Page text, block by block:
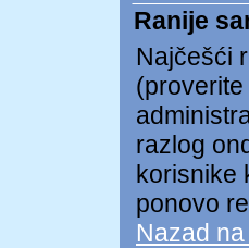
Ranije
Najčešći
razlog
korisnike
ponovo
Nazad